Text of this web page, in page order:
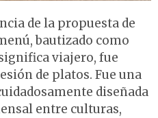
de la propuesta de
bautizado como
viajero, fue
de platos. Fue una
diseñada
entre culturas,